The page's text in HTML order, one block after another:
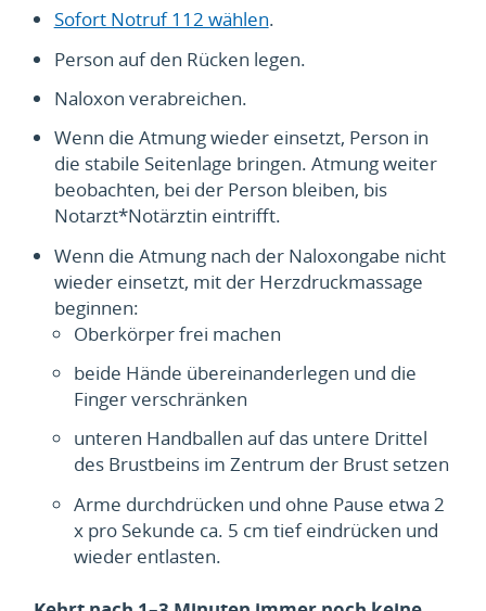
Sofort Notruf 112 wählen.
Person auf den Rücken legen.
Naloxon verabreichen.
Wenn die Atmung wieder einsetzt, Person in
die stabile Seitenlage bringen. Atmung weiter
beobachten, bei der Person bleiben, bis
Notarzt*Notärztin eintrifft.
Wenn die Atmung nach der Naloxongabe nicht
wieder einsetzt, mit der Herzdruckmassage
beginnen:
Oberkörper frei machen
beide Hände übereinanderlegen und die
Finger verschränken
unteren Handballen auf das untere Drittel
des Brustbeins im Zentrum der Brust setzen
Arme durchdrücken und ohne Pause etwa 2
x pro Sekunde ca. 5 cm tief eindrücken und
wieder entlasten.